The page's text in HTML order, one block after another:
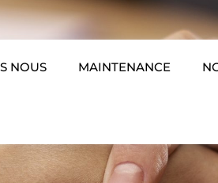
NOUS MAINTENANCE